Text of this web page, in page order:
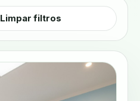
Limpar filtros